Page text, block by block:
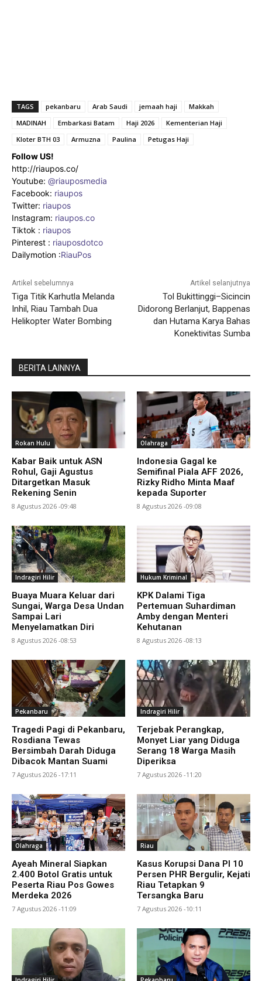
TAGS pekanbaru Arab Saudi jemaah haji
Makkah
MADINAH
Embarkasi Batam Haji 2026
Kementerian Haji
Kloter BTH 03
Armuzna Paulina Petugas Haji
Follow US!
http://riaupos.co/
Youtube: @riauposmedia
Facebook: riaupos
Twitter: riaupos
Instagram: riaupos.co
Tiktok : riaupos
Pinterest : riauposdotco
Dailymotion :RiauPos
Artikel sebelumnya
Tiga Titik Karhutla Melanda
Inhil, Riau Tambah Dua
Helikopter Water Bombing
Artikel selanjutnya
Tol Bukittinggi–Sicincin
Didorong Berlanjut, Bappenas
dan Hutama Karya Bahas
Konektivitas Sumba
BERITA LAINNYA
Rokan Hulu
Kabar Baik untuk ASN
Rohul, Gaji Agustus
Ditargetkan Masuk
Rekening Senin
8 Agustus 2026 -09:48
Olahraga
Indonesia Gagal ke
Semifinal Piala AFF 2026,
Rizky Ridho Minta Maaf
kepada Suporter
8 Agustus 2026 -09:08
Indragiri Hilir
Buaya Muara Keluar dari
Sungai, Warga Desa Undan
Sampai Lari
Menyelamatkan Diri
8 Agustus 2026 -08:53
Hukum Kriminal
KPK Dalami Tiga
Pertemuan Suhardiman
Amby dengan Menteri
Kehutanan
8 Agustus 2026 -08:13
Pekanbaru
Tragedi Pagi di Pekanbaru,
Rosdiana Tewas
Bersimbah Darah Diduga
Dibacok Mantan Suami
7 Agustus 2026 -17:11
Indragiri Hilir
Terjebak Perangkap,
Monyet Liar yang Diduga
Serang 18 Warga Masih
Diperiksa
7 Agustus 2026 -11:20
Olahraga
Ayeah Mineral Siapkan
2.400 Botol Gratis untuk
Peserta Riau Pos Gowes
Merdeka 2026
7 Agustus 2026 -11:09
Riau
Kasus Korupsi Dana PI 10
Persen PHR Bergulir, Kejati
Riau Tetapkan 9
Tersangka Baru
7 Agustus 2026 -10:11